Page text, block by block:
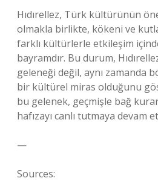
Hıdırellez, Türk kültürünün
olmakla birlikte, kökeni ve
farklı kültürlerle etkileşim
bayramdır. Bu durum,
geleneği değil, aynı zamanda
bir kültürel miras olduğunu
bu gelenek, geçmişle bağ
hafızayı canlı tutmaya devam
—
Sources: